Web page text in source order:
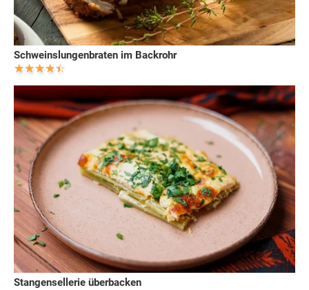
Schweinslungenbraten im Backrohr
Stangensellerie überbacken